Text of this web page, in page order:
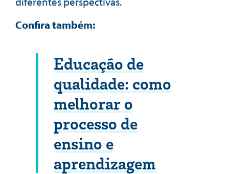
Confira também:
Educação de
qualidade: como
melhorar o
processo de
ensino e
aprendizagem